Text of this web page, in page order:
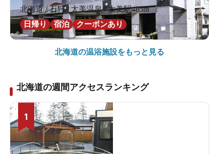
北海道 / 石狩 / 太美温泉 / 太美駅485m
日帰り
宿泊 クーポンあり
北海道の温浴施設をもっと見る
北海道の週間アクセスランキング
1